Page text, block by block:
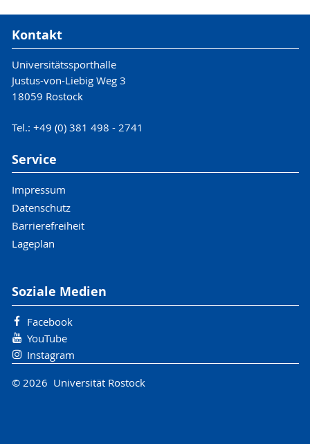
Kontakt
Universitätssporthalle
Justus-von-Liebig Weg 3
18059 Rostock
Tel.: +49 (0) 381 498 - 2741
Service
Impressum
Datenschutz
Barrierefreiheit
Lageplan
Soziale Medien
Facebook
YouTube
Instagram
© 2026 Universität Rostock